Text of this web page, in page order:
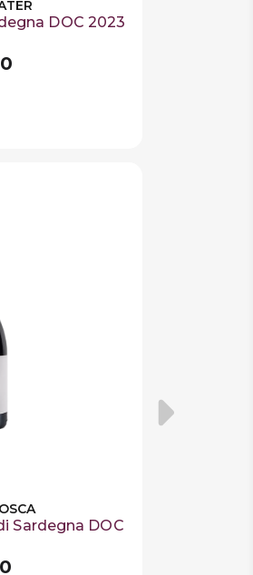
DOC 2023
Sardegna DOC